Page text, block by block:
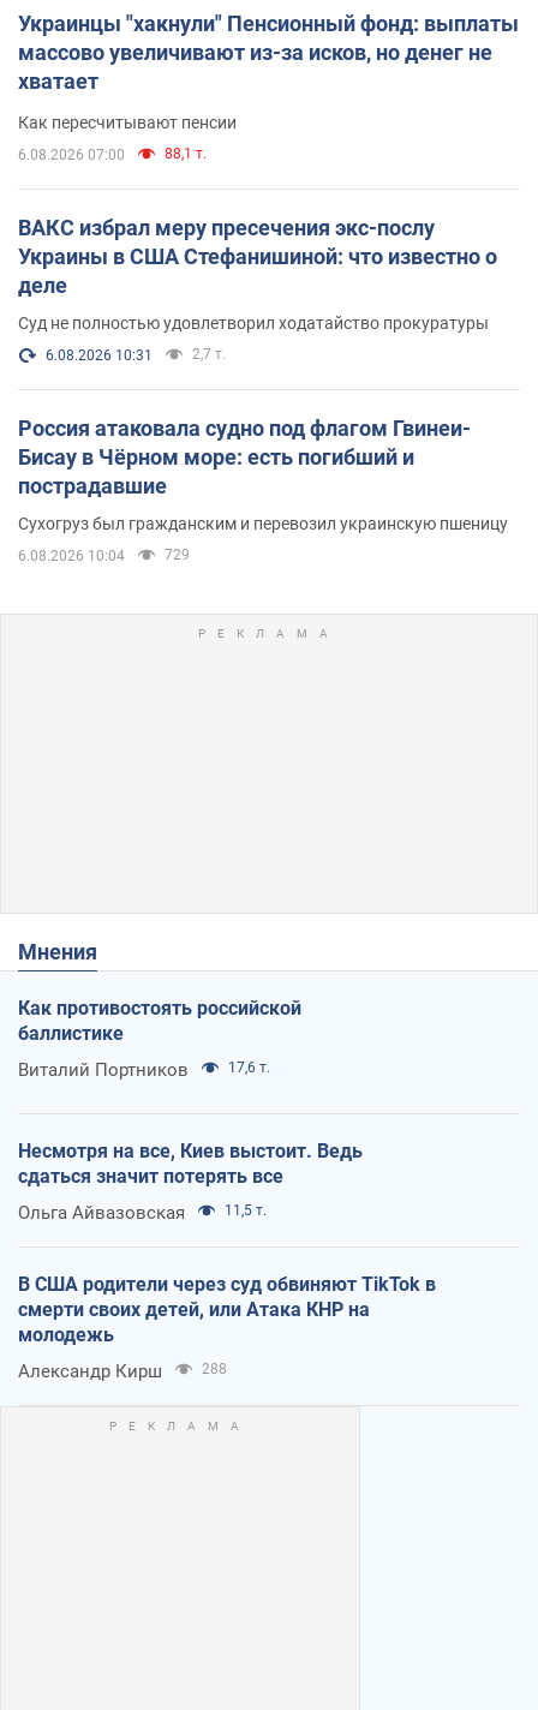
Украинцы "хакнули" Пенсионный фонд: выплаты
массово увеличивают из-за исков, но денег не
хватает
Как пересчитывают пенсии
6.08.2026 07:00 88,1 т.
ВАКС избрал меру пресечения экс-послу
Украины в США Стефанишиной: что известно о
деле
Суд не полностью удовлетворил ходатайство прокуратуры
6.08.2026 10:31 2,7 т.
Россия атаковала судно под флагом Гвинеи-
Бисау в Чёрном море: есть погибший и
пострадавшие
Сухогруз был гражданским и перевозил украинскую пшеницу
6.08.2026 10:04 729
Мнения
Как противостоять российской
баллистике
Виталий Портников 17,6 т.
Несмотря на все, Киев выстоит. Ведь
сдаться значит потерять все
Ольга Айвазовская 11,5 т.
В США родители через суд обвиняют TikTok в
смерти своих детей, или Атака КНР на
молодежь
Александр Кирш 288